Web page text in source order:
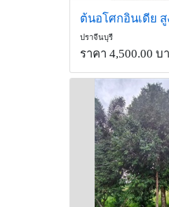
ต้นอโศกอินเดีย สู
ปราจีนบุรี
ราคา 4,500.00 บ